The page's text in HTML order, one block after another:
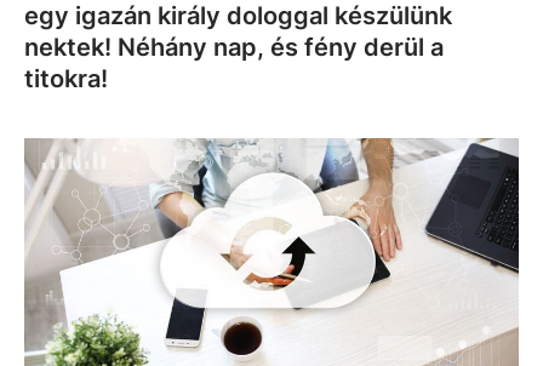
egy igazán király dologgal készülünk
nektek! Néhány nap, és fény derül a
titokra!